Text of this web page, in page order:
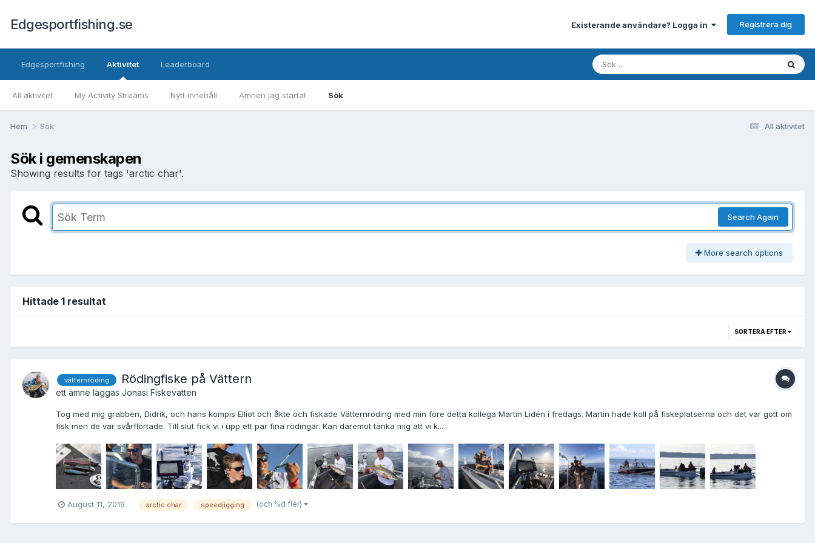
Edgesportfishing.se Existerande användare? Logga in Registrera dig
Edgesportfishing Aktivitet
All aktivitet My Activity Streams Nytt innehåll Ämnen jag startat Sök
Leaderboard
All aktivitet
Hem Sök
Sök i gemenskapen
Showing results for tags 'arctic char'.
Search Again
More search options
Hittade 1 resultat
SORTERA EFTER
vätternröding Rödingfiske på Vättern
ett ämne läggas Jonasi Fiskevatten
Tog med mig grabben, Didrik, och hans kompis Elliot och åkte och fiskade Vätternröding med min före detta kollega Martin Lidén i fredags. Martin hade koll på fiskeplatserna och det var gott om
fisk men de var svårflörtade. Till slut fick vi i upp ett par fina rödingar. Kan däremot tänka mig att vi k...
August 11, 2019 arctic char speedjigging (och %d fler)